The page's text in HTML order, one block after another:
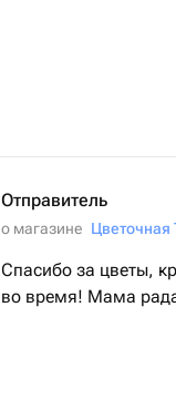
Отправитель
о магазине
Спасибо за цветы,
во время! Мама